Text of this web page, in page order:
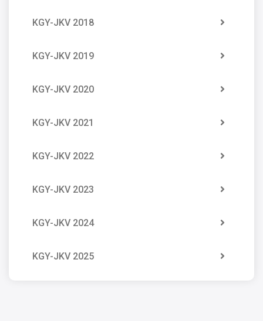
KGY-JKV 2018
KGY-JKV 2019
KGY-JKV 2020
KGY-JKV 2021
KGY-JKV 2022
KGY-JKV 2023
KGY-JKV 2024
KGY-JKV 2025